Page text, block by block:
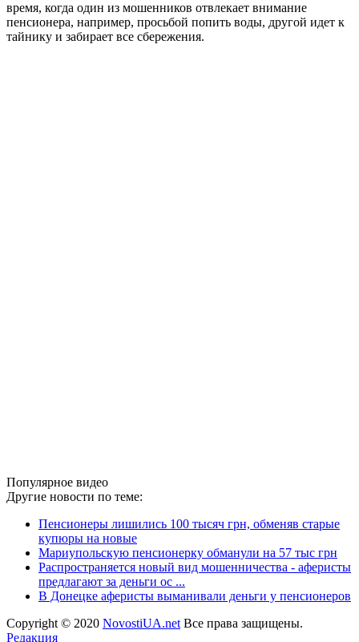
время, когда один из мошенников отвлекает внимание
пенсионера, например, просьбой попить воды, другой идет к
тайнику и забирает все сбережения.
Популярное видео
Другие новости по теме:
Пенсионеры лишились 100 тысяч грн, обменяв старые
купюры на новые
Мариупольскую пенсионерку обманули на 57 тыс грн
Распространяется новый вид мошенничества - аферисты
предлагают за деньги ос ...
В Донецке аферисты выманивали деньги у пенсионеров
Copyright © 2020 NovostiUA.net Все права защищены.
Редакция